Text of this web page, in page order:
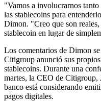
"Vamos a involucrarnos tanto
las stablecoins para
Dimon. "Creo que son
stablecoin en lugar de
Los comentarios de Dimon
Citigroup anunció sus
stablecoins. Durante una
martes, la CEO de Citigroup,
banco está considerando
pagos digitales.